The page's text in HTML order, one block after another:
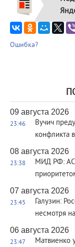
Ошибка?
09 августа 2026
23:46
Вучич
конфликта
08 августа 2026
23:38
МИД РФ:
07 августа 2026
23:45
Галузин:
несмотря
06 августа 2026
23:47
Матвиенко